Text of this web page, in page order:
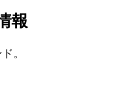
報
。